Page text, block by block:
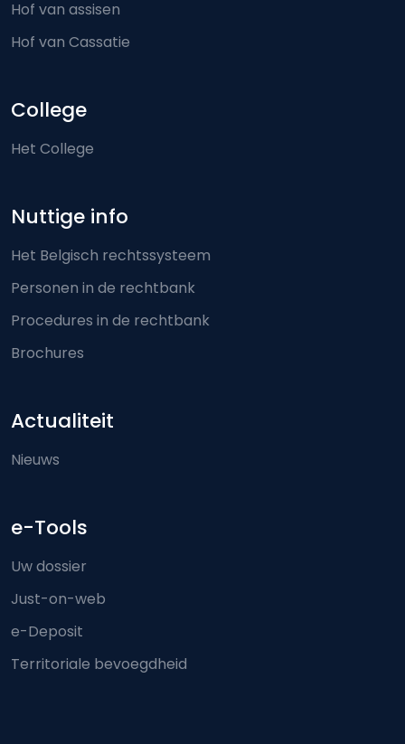
Hof van assisen
Hof van Cassatie
College
Het College
Nuttige info
Het Belgisch rechtssysteem
Personen in de rechtbank
Procedures in de rechtbank
Brochures
Actualiteit
Nieuws
e-Tools
Uw dossier
Just-on-web
e-Deposit
Territoriale bevoegdheid